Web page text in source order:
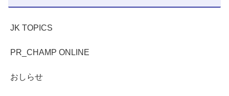
JK TOPICS
PR_CHAMP ONLINE
おしらせ